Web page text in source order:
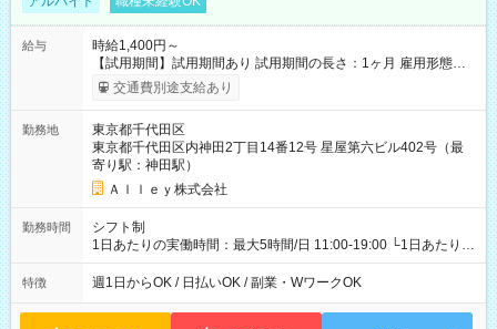
給与
時給1,400円～
【試用期間】試用期間あり 試用期間の長さ：1ヶ月 雇用形態、
給与は本採用時と同じです。
交通費別途支給あり
勤務地
東京都千代田区
東京都千代田区内神田2丁目14番12号 星屋第六ビル402号（最
寄り駅：神田駅）
Ａｌｌｅｙ株式会社
勤務時間
シフト制
1日あたりの実働時間：最大5時間/日 11:00-19:00 └1日あたりの
実働時間：1-5時間 └上記の時間帯内であれば、いつでも勤務可
能！ └平日・土曜日の中で、お好きな曜日でご勤務いただけま
18:00 などのように、自由な働き方が可能なお仕事です！
特徴 週1日からOK / 日払いOK / 副業・WワークOK